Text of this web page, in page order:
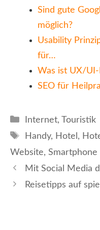
Sind gute
möglich?
Usability
für…
Was ist UX/UI-
SEO für
Kategorien
Internet, Touristik
Schlagwörter
Handy, Hotel ,
Website, Smartphone
Mit Social Media
Reisetipps auf